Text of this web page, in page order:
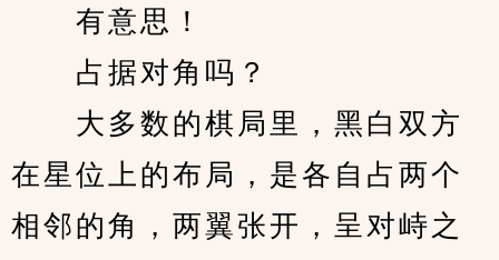
有意思！
占据对角吗？
大多数的棋局里，黑白双方
在星位上的布局，是各自占两个
相邻的角，两翼张开，呈对峙之